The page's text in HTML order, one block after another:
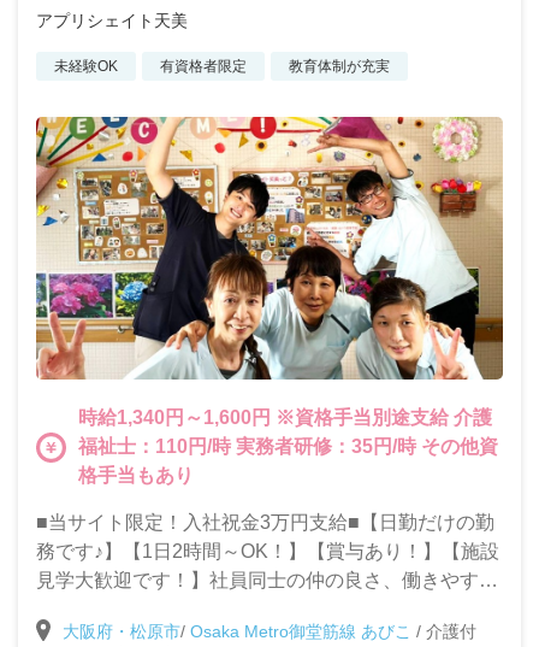
アプリシェイト天美
未経験OK 有資格者限定 教育体制が充実
時給1,340円～1,600円 ※資格手当別途支給 介護
福祉士：110円/時 実務者研修：35円/時 その他資
格手当もあり
■当サイト限定！入社祝金3万円支給■【日勤だけの勤
務です♪】【1日2時間～OK！】【賞与あり！】【施設
見学大歓迎です！】社員同士の仲の良さ、働きやすい
ートタイムで家庭と仕事を両立したい方大歓迎です！
大阪府・松原市/ Osaka Metro御堂筋線 あびこ / 介護付